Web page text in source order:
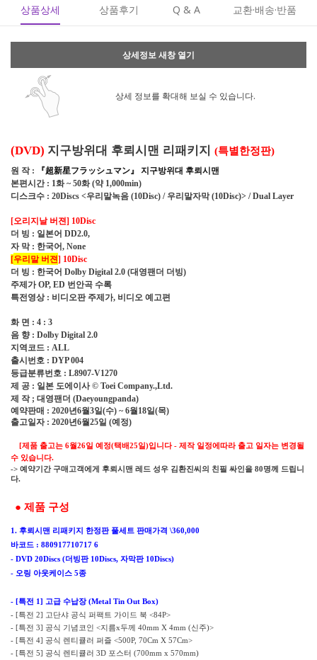
상품상세 상품후기 Q & A 교환·배송·반품
상세정보 새창 열기
상세 정보를 확대해 보실 수 있습니다.
(DVD) 지구방위대 후뢰시맨 리패키지 (특별한정판)
원 작 : 『超新星フラッシュマン』 지구방위대 후뢰시맨
본편시간 : 1화~ 50화(약 1,000min)
디스크수 : 20Discs <우리말녹음 (10Disc) / 우리말자막(10Disc)> / Dual Layer
[오리지날 버젼] 10Disc
더 빙 : 일본어 DD2.0,
자 막 : 한국어, None
[우리말 버젼] 10Disc
더 빙 : 한국어 Dolby Digital 2.0 (대영팬더 더빙)
주제가OP, ED 번안곡 수록
특전영상 : 비디오판 주제가, 비디오 예고편
화 면 : 4 : 3
음 향 : Dolby Digital 2.0
지역코드 : ALL
출시번호 : DYP 004
등급분류번호 : L8907-V1270
제 공 : 일본 도에이사© Toei Company.,Ltd.
제 작 ; 대영팬더 (Daeyoungpanda)
예약판매 : 2020년6월3일(수) ~ 6월18일(목)
출고일자 : 2020년6월25일 (예정)
[제품 출고는 6월26일 예정(택배25일)입니다- 제작 일정에따라 출고 일자는 변경될
수 있습니다.
-> 예약기간 구매고객에게 후뢰시맨 레드 성우 김환진씨의 친필 싸인을 80명께 드립니
다.
● 제품 구성
1. 후뢰시맨 리패키지 한정판 풀세트 판매가격 \360,000
바코드 : 880917710717 6
- DVD 20Discs (더빙판 10Discs, 자막판 10Discs)
- 오링 아웃케이스 5종
- [특전 1] 고급 수납장(Metal Tin Out Box)
- [특전 2] 고단샤 공식 퍼팩트 가이드 북 <84P>
- [특전 3] 공식 기념코인 <지름x두께 40mm X 4mm (신주)>
- [특전 4] 공식 렌티큘러 퍼즐 <500P, 70Cm X 57Cm>
- [특전 5] 공식 렌티큘러 3D 포스터 (700mm x 570mm)